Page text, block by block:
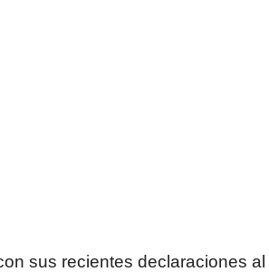
sus recientes declaraciones